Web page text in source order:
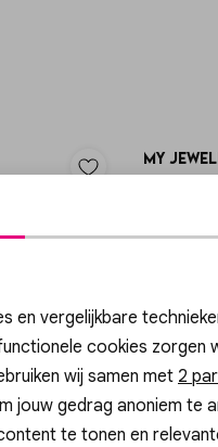
My
eerste op de
nieuwsbrief en ontvang
en vergelijkbare
cookies zorgen
wij samen met 2
jouw gedrag anoniem te
te tonen en